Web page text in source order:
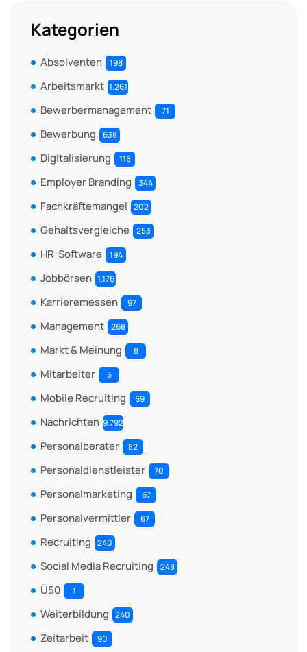
Kategorien
Absolventen 198
Arbeitsmarkt 1.261
Bewerbermanagement 71
Bewerbung 638
Digitalisierung 118
Employer Branding 344
Fachkräftemangel 202
Gehaltsvergleiche 253
HR-Software 194
Jobbörsen 1.176
Karrieremessen 97
Management 268
Markt & Meinung 8
Mitarbeiter 5
Mobile Recruiting 69
Nachrichten 9.792
Personalberater 82
Personaldienstleister 70
Personalmarketing 67
Personalvermittler 67
Recruiting 240
Social Media Recruiting 248
Ü50 1
Weiterbildung 240
Zeitarbeit 90